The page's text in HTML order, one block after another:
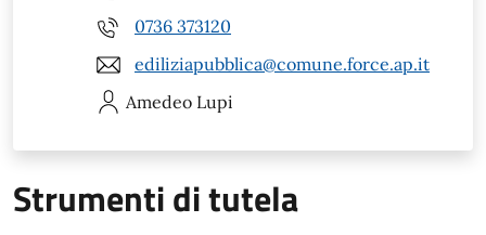
0736 373120
ediliziapubblica@comune.force.ap.it
Amedeo Lupi
Strumenti di tutela